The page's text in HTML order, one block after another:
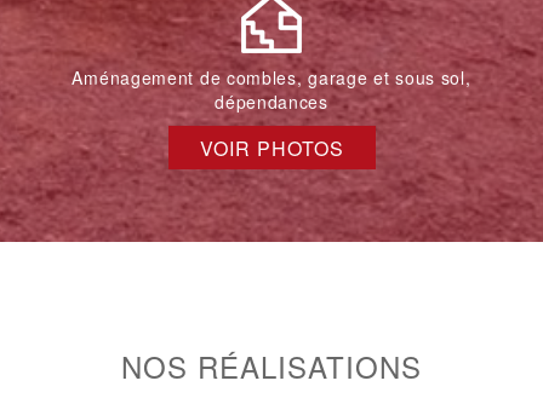
Aménagement de combles, garage et sous sol,
dépendances
VOIR PHOTOS
NOS RÉALISATIONS